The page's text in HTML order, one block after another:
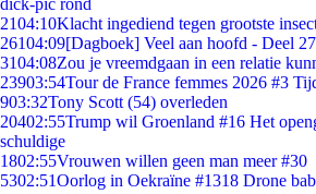
dick-pic rond
2104:10Klacht ingediend tegen grootste
26104:09[Dagboek] Veel aan hoofd - Deel 27
3104:08Zou je vreemdgaan in een relatie
23903:54Tour de France femmes 2026 #3
903:32Tony Scott (54) overleden
20402:55Trump wil Groenland #16 Het
schuldige
1802:55Vrouwen willen geen man meer #30
5302:51Oorlog in Oekraïne #1318 Drone